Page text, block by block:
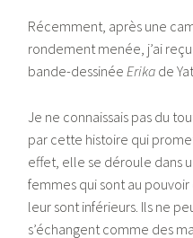
Récemment, après une
rondement menée, j’ai
bande-dessinéeErika de
Je ne connaissais pas du
par cette histoire qui
effet, elle se déroule dans
femmes qui sont au
leur sont inférieurs. Ils ne
s’échangent comme des